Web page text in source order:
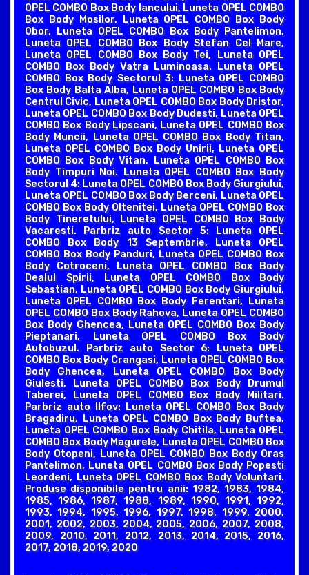
OPEL COMBO Box Body Iancului, Luneta OPEL COMBO
Box Body Mosilor, Luneta OPEL COMBO Box Body
Obor, Luneta OPEL COMBO Box Body Pantelimon,
Luneta OPEL COMBO Box Body Stefan Cel Mare,
Luneta OPEL COMBO Box Body Tei, Luneta OPEL
COMBO Box Body Vatra Luminoasa. Luneta OPEL
COMBO Box Body Sectorul 3: Luneta OPEL COMBO
Box Body Balta Alba, Luneta OPEL COMBO Box Body
Centrul Civic, Luneta OPEL COMBO Box Body Dristor,
Luneta OPEL COMBO Box Body Dudesti, Luneta OPEL
COMBO Box Body Lipscani, Luneta OPEL COMBO Box
Body Muncii, Luneta OPEL COMBO Box Body Titan,
Luneta OPEL COMBO Box Body Unirii, Luneta OPEL
COMBO Box Body Vitan, Luneta OPEL COMBO Box
Body Timpuri Noi. Luneta OPEL COMBO Box Body
Sectorul 4: Luneta OPEL COMBO Box Body Giurgiului,
Luneta OPEL COMBO Box Body Berceni, Luneta OPEL
COMBO Box Body Oltenitei, Luneta OPEL COMBO Box
Body Tineretului, Luneta OPEL COMBO Box Body
Vacaresti. Parbriz auto Sector 5: Luneta OPEL
COMBO Box Body 13 Septembrie, Luneta OPEL
COMBO Box Body Panduri, Luneta OPEL COMBO Box
Body Cotroceni, Luneta OPEL COMBO Box Body
Dealul Spirii, Luneta OPEL COMBO Box Body
Sebastian, Luneta OPEL COMBO Box Body Giurgiului,
Luneta OPEL COMBO Box Body Ferentari, Luneta
OPEL COMBO Box Body Rahova, Luneta OPEL COMBO
Box Body Ghencea, Luneta OPEL COMBO Box Body
Pieptanari, Luneta OPEL COMBO Box Body
Autobuzul. Parbriz auto Sector 6: Luneta OPEL
COMBO Box Body Crangasi, Luneta OPEL COMBO Box
Body Ghencea, Luneta OPEL COMBO Box Body
Giulesti, Luneta OPEL COMBO Box Body Drumul
Taberei, Luneta OPEL COMBO Box Body Militari.
Parbriz auto Ilfov: Luneta OPEL COMBO Box Body
Bragadiru, Luneta OPEL COMBO Box Body Buftea,
Luneta OPEL COMBO Box Body Chitila, Luneta OPEL
COMBO Box Body Magurele, Luneta OPEL COMBO Box
Body Otopeni, Luneta OPEL COMBO Box Body Oras
Pantelimon, Luneta OPEL COMBO Box Body Popesti
Leordeni, Luneta OPEL COMBO Box Body Voluntari.
Produse disponibile pentru anii: 1982, 1983, 1984,
1985, 1986, 1987, 1988, 1989, 1990, 1991, 1992,
1993, 1994, 1995, 1996, 1997, 1998, 1999, 2000,
2001, 2002, 2003, 2004, 2005, 2006, 2007, 2008,
2009, 2010, 2011, 2012, 2013, 2014, 2015, 2016,
2017, 2018, 2019, 2020